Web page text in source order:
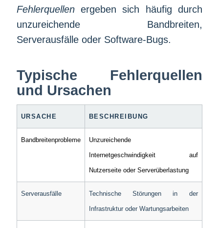
Fehlerquellenergeben sich häufig durch
unzureichende Bandbreiten,
Serverausfälle oder Software-Bugs.
Typische Fehlerquellen
und Ursachen
URSACHE BESCHREIBUNG
Bandbreitenprobleme Unzureichende
Internetgeschwindigkeit auf
Nutzerseite oder Serverüberlastung
Serverausfälle Technische Störungen in der
Infrastruktur oder Wartungsarbeiten